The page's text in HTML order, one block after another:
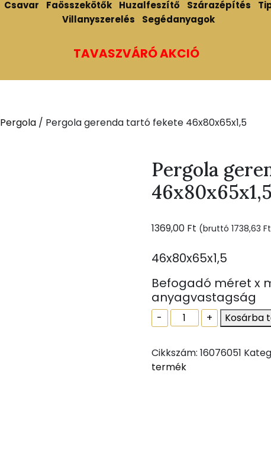
Csavar Faösszekötők Huzalfeszítő Szárazépítés
Villanyszerelés
Segédanyagok
TAVASZVÁRÓ AKCIÓ
Pergola / Pergola gerenda tartó fekete 46x80x65x1,5
Pergola
46x80x65x1,5
1369,00 Ft (bruttó 1738,63 Ft
46x80x65x1,5
Befogadó méret x
anyagvastagság
-
Pergola
gerenda
fekete
46x80x65x1,5
+ Kosárba
Cikkszám: 16076051
termék